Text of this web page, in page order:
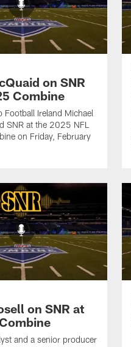
on SNR
Combine
Football Ireland Michael
SNR at the 2025 NFL
on Friday, February
on SNR at
and a senior producer